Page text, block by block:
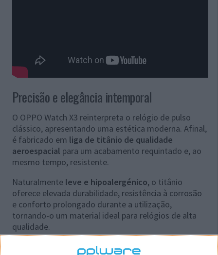
Precisão e elegância intemporal
O OPPO Watch X3 reinterpreta o relógio de pulso
clássico, apresentando uma estética moderna. Afinal,
é fabricado em liga de titânio de qualidade
aeroespacial para um acabamento requintado e, ao
mesmo tempo, resistente.
Naturalmente leve e hipoalergénico, o titânio
oferece elevada durabilidade, resistência à corrosão
e conforto prolongado durante a utilização,
tornando-o um material ideal para relógios de alta
qualidade.
Graças a melhorias nos materiais e a uma estrutura